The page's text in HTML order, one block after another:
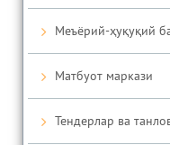
Меъёрий-ҳуқуқий
Матбуот маркази
Тендерлар ва